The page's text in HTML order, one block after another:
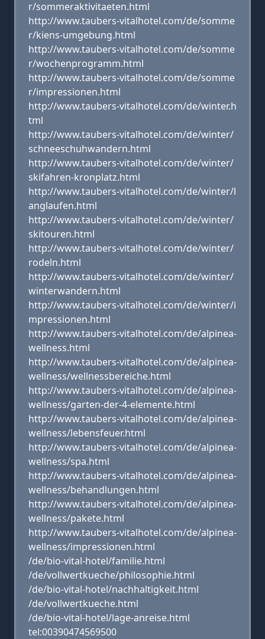
r/sommeraktivitaeten.html
http://www.taubers-vitalhotel.com/de/somme
r/kiens-umgebung.html
http://www.taubers-vitalhotel.com/de/somme
r/wochenprogramm.html
http://www.taubers-vitalhotel.com/de/somme
r/impressionen.html
http://www.taubers-vitalhotel.com/de/winter.h
tml
http://www.taubers-vitalhotel.com/de/winter/
schneeschuhwandern.html
http://www.taubers-vitalhotel.com/de/winter/
skifahren-kronplatz.html
http://www.taubers-vitalhotel.com/de/winter/l
anglaufen.html
http://www.taubers-vitalhotel.com/de/winter/
skitouren.html
http://www.taubers-vitalhotel.com/de/winter/
rodeln.html
http://www.taubers-vitalhotel.com/de/winter/
winterwandern.html
http://www.taubers-vitalhotel.com/de/winter/i
mpressionen.html
http://www.taubers-vitalhotel.com/de/alpinea-
wellness.html
http://www.taubers-vitalhotel.com/de/alpinea-
wellness/wellnessbereiche.html
http://www.taubers-vitalhotel.com/de/alpinea-
wellness/garten-der-4-elemente.html
http://www.taubers-vitalhotel.com/de/alpinea-
wellness/lebensfeuer.html
http://www.taubers-vitalhotel.com/de/alpinea-
wellness/spa.html
http://www.taubers-vitalhotel.com/de/alpinea-
wellness/behandlungen.html
http://www.taubers-vitalhotel.com/de/alpinea-
wellness/pakete.html
http://www.taubers-vitalhotel.com/de/alpinea-
wellness/impressionen.html
/de/bio-vital-hotel/familie.html
/de/vollwertkueche/philosophie.html
/de/bio-vital-hotel/nachhaltigkeit.html
/de/vollwertkueche.html
/de/bio-vital-hotel/lage-anreise.html
tel:00390474569500